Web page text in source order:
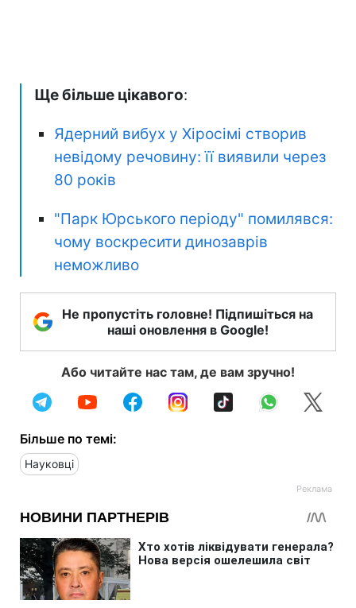
Ще більше цікавого:
Ядерний вибух у Хіросімі створив
невідому речовину: її виявили через
80 років
"Парк Юрського періоду" помилявся:
чому воскресити динозаврів
неможливо
Не пропустіть головне! Підпишіться на
наші оновлення в Google!
Або читайте нас там, де вам зручно!
Більше по темі:
Науковці